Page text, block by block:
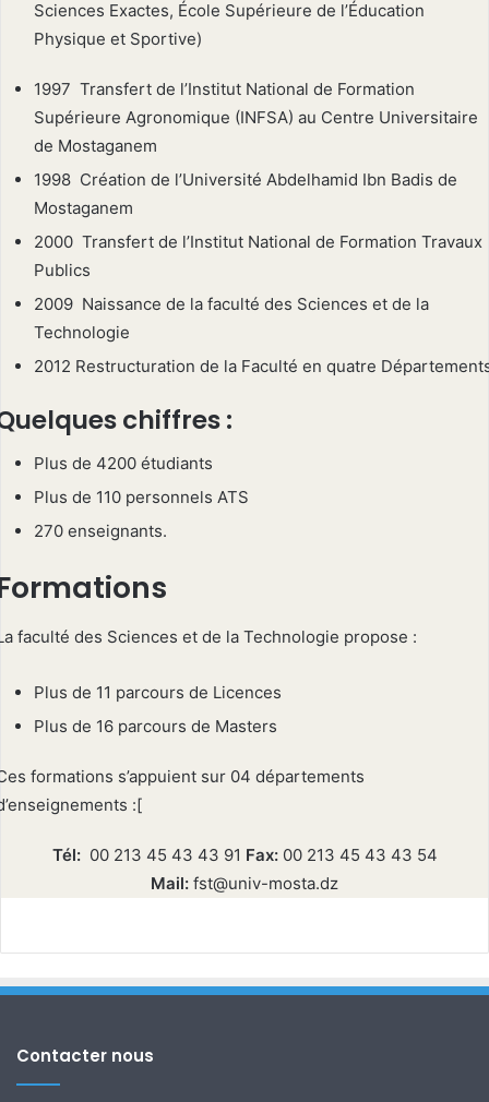
Sciences Exactes, École Supérieure de l’Éducation
Physique et Sportive)
1997 Transfert de l’Institut National de Formation
Supérieure Agronomique (INFSA) au Centre Universitaire
de Mostaganem
1998 Création de l’Université Abdelhamid Ibn Badis de
Mostaganem
2000 Transfert de l’Institut National de Formation Travaux
Publics
2009 Naissance de la faculté des Sciences et de la
Technologie
2012 Restructuration de la Faculté en quatre
chiffres :
Plus de 4200 étudiants
Plus de 110 personnels ATS
270 enseignants.
faculté des Sciences et de la Technologie propose :
Plus de 11 parcours de Licences
Plus de 16 parcours de Masters
formations s’appuient sur 04 départements
:[
Tél:00 213 45 43 43 91 Fax:00 213 45 43 43 54
Mail: fst@univ-mosta.dz
Contacter nous